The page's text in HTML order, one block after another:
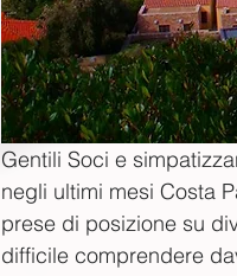
Gentili Soci e
negli ultimi mesi Costa
prese di posizione su
difficile comprendere